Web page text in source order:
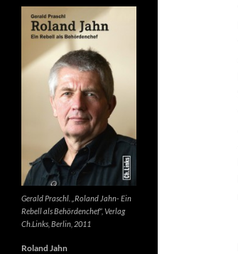
Gerald Praschl. „Roland Jahn- Ein
Rebell als Behördenchef“, Verlag
Ch.Links, Berlin, 2011
Roland Jahn